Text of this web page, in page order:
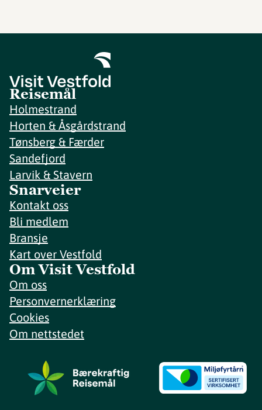
Reisemål
Holmestrand
Horten & Åsgårdstrand
Tønsberg & Færder
Sandefjord
Larvik & Stavern
Snarveier
Kontakt oss
Bli medlem
Bransje
Kart over Vestfold
Om Visit Vestfold
Om oss
Personvernerklæring
Cookies
Om nettstedet